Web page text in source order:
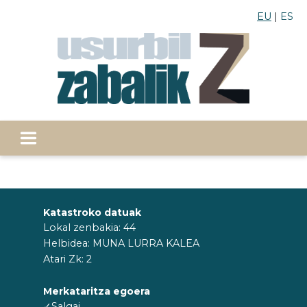
EU ES
Katastroko datuak
Lokal zenbakia: 44
Helbidea: MUNA LURRA KALEA
Atari Zk: 2
Merkataritza egoera